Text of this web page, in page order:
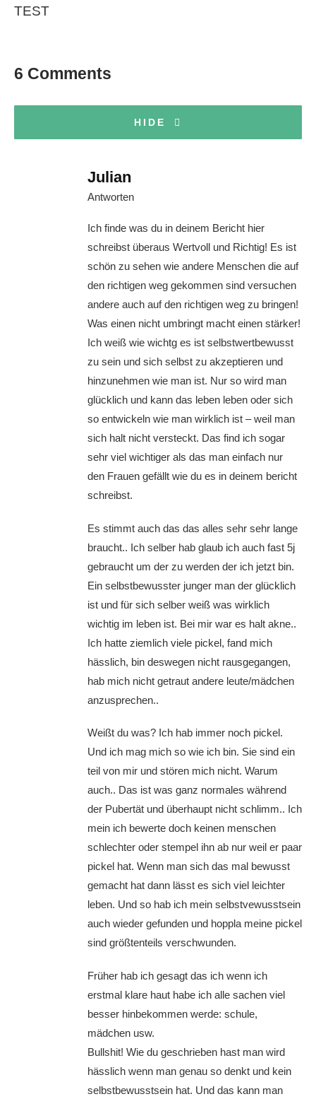
TEST
6 Comments
HIDE
Julian
Antworten
Ich finde was du in deinem Bericht hier
schreibst überaus Wertvoll und Richtig! Es ist
schön zu sehen wie andere Menschen die auf
den richtigen weg gekommen sind versuchen
andere auch auf den richtigen weg zu bringen!
Was einen nicht umbringt macht einen stärker!
Ich weiß wie wichtg es ist selbstwertbewusst
zu sein und sich selbst zu akzeptieren und
hinzunehmen wie man ist. Nur so wird man
glücklich und kann das leben leben oder sich
so entwickeln wie man wirklich ist – weil man
sich halt nicht versteckt. Das find ich sogar
sehr viel wichtiger als das man einfach nur
den Frauen gefällt wie du es in deinem bericht
schreibst.
Es stimmt auch das das alles sehr sehr lange
braucht.. Ich selber hab glaub ich auch fast 5j
gebraucht um der zu werden der ich jetzt bin.
Ein selbstbewusster junger man der glücklich
ist und für sich selber weiß was wirklich
wichtig im leben ist. Bei mir war es halt akne..
Ich hatte ziemlich viele pickel, fand mich
hässlich, bin deswegen nicht rausgegangen,
hab mich nicht getraut andere leute/mädchen
anzusprechen..
Weißt du was? Ich hab immer noch pickel.
Und ich mag mich so wie ich bin. Sie sind ein
teil von mir und stören mich nicht. Warum
auch.. Das ist was ganz normales während
der Pubertät und überhaupt nicht schlimm.. Ich
mein ich bewerte doch keinen menschen
schlechter oder stempel ihn ab nur weil er paar
pickel hat. Wenn man sich das mal bewusst
gemacht hat dann lässt es sich viel leichter
leben. Und so hab ich mein selbstvewusstsein
auch wieder gefunden und hoppla meine pickel
sind größtenteils verschwunden.
Früher hab ich gesagt das ich wenn ich
erstmal klare haut habe ich alle sachen viel
besser hinbekommen werde: schule,
mädchen usw.
Bullshit! Wie du geschrieben hast man wird
hässlich wenn man genau so denkt und kein
selbstbewusstsein hat. Und das kann man